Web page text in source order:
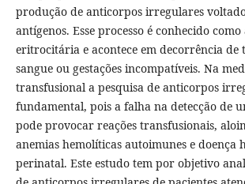
produção de anticorpos irregulares
antígenos. Esse processo é conhecido
eritrocitária e acontece em decorrência de
sangue ou gestações incompatíveis. Na
transfusional a pesquisa de anticorpos
fundamental, pois a falha na detecção de
pode provocar reações transfusionais,
anemias hemolíticas autoimunes e doença
perinatal. Este estudo tem por objetivo